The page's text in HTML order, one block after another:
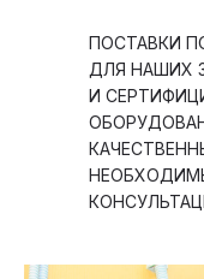
ПОСТАВКИ
ДЛЯ НАШИХ
И